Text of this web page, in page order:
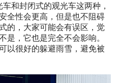
和封闭式的观光车这两种，
全性会更高，但是也不阻碍
的，大家可能会有误区，觉
是，它也是完全不会影响。
以很好的躲避雨雪，避免被